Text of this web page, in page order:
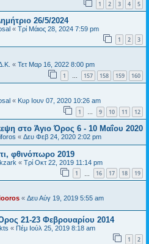
1 2 3 4 5
26/5/2024
« Τρί Μάιος 28, 2024 7:59 pm
1 2 3
« Τετ Μαρ 16, 2022 8:00 pm
1 … 157 158 159 160
« Κυρ Ιουν 07, 2020 10:26 am
1 … 9 10 11 12
στο Άγιο Όρος 6 - 10 Μαΐου 2020
« Δευ Φεβ 24, 2020 2:02 pm
φθινόπωρο 2019
« Τρί Οκτ 22, 2019 11:14 pm
1 16 17 18 19
« Δευ Αύγ 19, 2019 5:55 am
21-23 Φεβρουαρίου 2014
« Πέμ Ιούλ 25, 2019 8:18 am
1 2